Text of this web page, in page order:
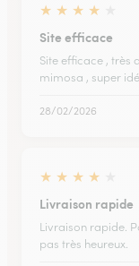
★ ★ ★ ★
Site efficace
Site efficace , très
mimosa , super
28/02/2026
★ ★ ★ ★
Livraison rapide
Livraison rapide.
pas très heureux.